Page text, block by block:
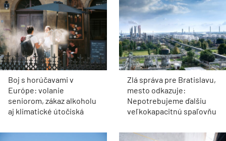
Boj s horúčavami v
Európe: volanie
seniorom, zákaz alkoholu
aj klimatické útočiská
Zlá správa pre Bratislavu,
mesto odkazuje:
Nepotrebujeme ďalšiu
veľkokapacitnú spaľovňu